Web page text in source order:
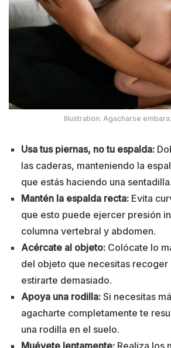
Illustration: Agacharse
Usa tus piernas, no tu espalda:
las caderas, manteniendo la
que estás haciendo una sentadilla.
Mantén la espalda recta:Evita
que esto puede ejercer presión
columna vertebral y abdomen.
Acércate al objeto:Colócate lo
del objeto que necesitas recoger
estirarte demasiado.
Apoya una rodilla:Si necesitas
agacharte completamente te
una rodilla en el suelo.
Muévete lentamente:Realiza los